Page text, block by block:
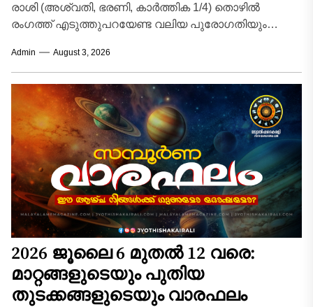
രാശി (അശ്വതി, ഭരണി, കാർത്തിക 1/4) തൊഴിൽ
രംഗത്ത് എടുത്തുപറയേണ്ട വലിയ പുരോഗതിയും
സ്ഥാപനത്തിൽ പുതിയ ഉത്തരവാദിത്തങ്ങളും...
Admin August 3, 2026
2026 ജൂലൈ 6 മുതൽ 12 വരെ:
മാറ്റങ്ങളുടെയും പുതിയ
തുടക്കങ്ങളുടെയും വാരഫലം